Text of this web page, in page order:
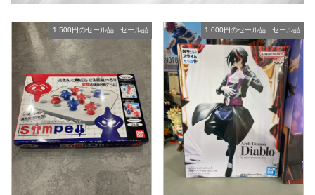
1,500円のセール品, セール品 1,000円のセール品 , セール品